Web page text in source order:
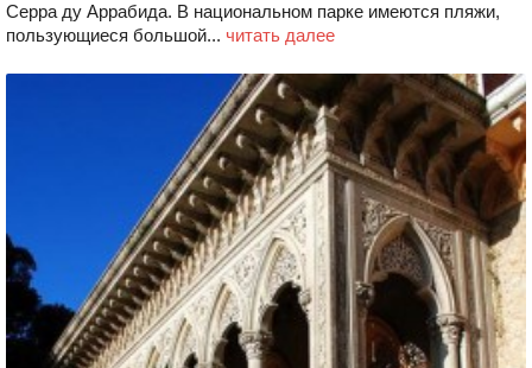
Серра ду Аррабида. В национальном парке имеются пляжи,
пользующиеся большой... читать далее